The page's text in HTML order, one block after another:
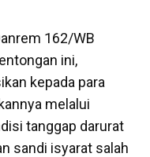
162/WB
ini,
kepada para
melalui
tanggap darurat
sandi isyarat salah